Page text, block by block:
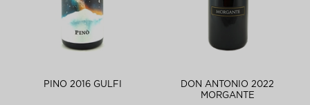
PINO 2016 GULFI
DON ANTONIO 2022
MORGANTE